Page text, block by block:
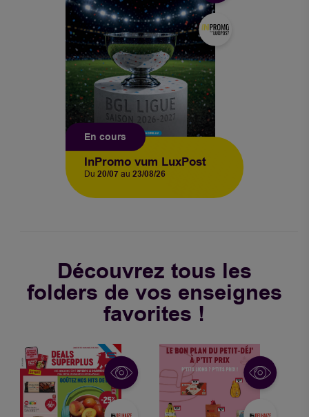
InPromo vum LuxPost
Du20/07 au23/08/26
En cours
Découvrez tous les
folders de vos enseignes
favorites !